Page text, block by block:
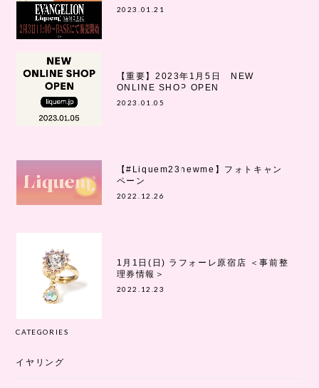
2023.01.21
【重要】2023年1月5日 NEW
ONLINE SHOP OPEN
2023.01.05
【#Liquem23newme】フォトキャン
ペーン
2022.12.26
1月1日(日) ラフォーレ原宿店 ＜事前整
理券情報＞
2022.12.23
CATEGORIES
イヤリング